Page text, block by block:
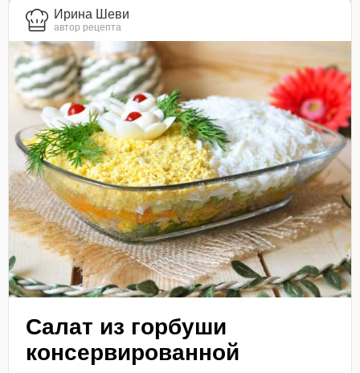
Ирина Шеви
автор рецепта
Салат из горбуши
консервированной